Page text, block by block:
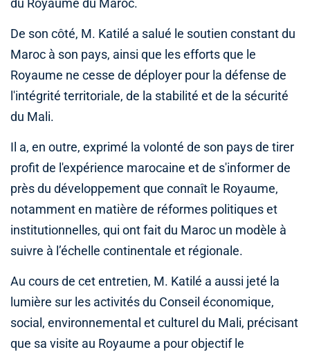
du Royaume du Maroc.
De son côté, M. Katilé a salué le soutien constant du
Maroc à son pays, ainsi que les efforts que le
Royaume ne cesse de déployer pour la défense de
l'intégrité territoriale, de la stabilité et de la sécurité
du Mali.
Il a, en outre, exprimé la volonté de son pays de tirer
profit de l'expérience marocaine et de s'informer de
près du développement que connaît le Royaume,
notamment en matière de réformes politiques et
institutionnelles, qui ont fait du Maroc un modèle à
suivre à l’échelle continentale et régionale.
Au cours de cet entretien, M. Katilé a aussi jeté la
lumière sur les activités du Conseil économique,
social, environnemental et culturel du Mali, précisant
que sa visite au Royaume a pour objectif le